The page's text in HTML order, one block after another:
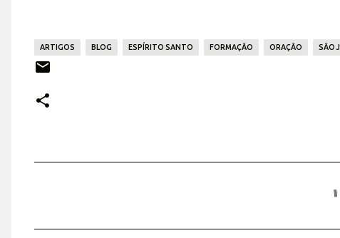
ARTIGOS BLOG ESPÍRITO SANTO FORMAÇÃO ORAÇÃO SÃO